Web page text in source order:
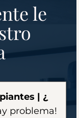
le
| ¿
problema!